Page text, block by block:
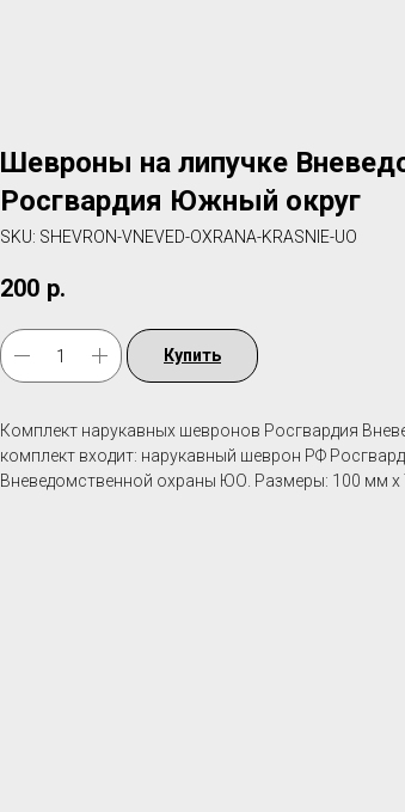
Шевроны на липучке
Росгвардия Южный округ
SKU: SHEVRON-VNEVED-OXRANA-KRASNIE-UO
200 р.
Купить
Комплект нарукавных шевронов Росгвардия
комплект входит: нарукавный шеврон РФ
Вневедомственной охраны ЮО. Размеры: 100 мм х